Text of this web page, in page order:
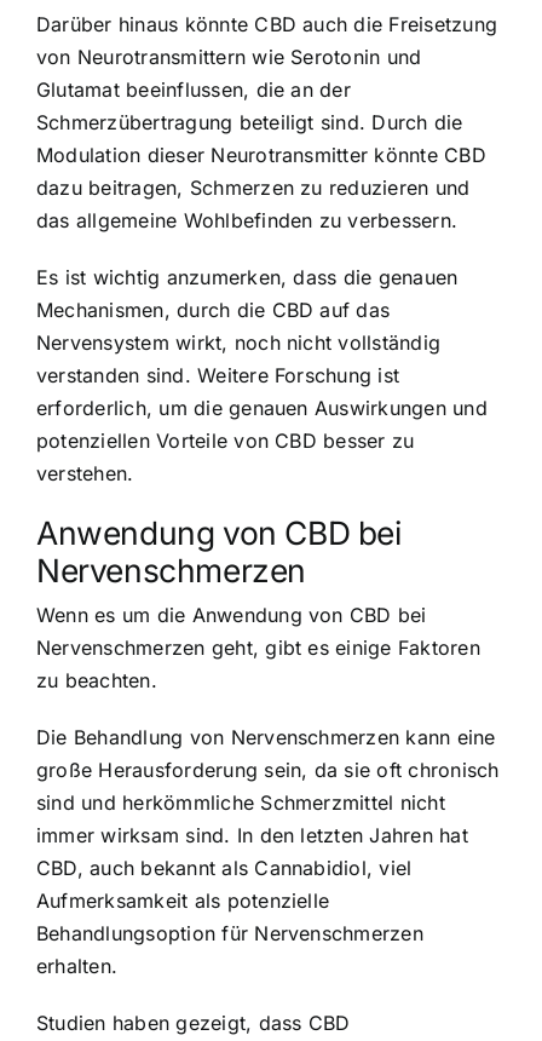
Darüber hinaus könnte CBD auch die Freisetzung
von Neurotransmittern wie Serotonin und
Glutamat beeinflussen, die an der
Schmerzübertragung beteiligt sind. Durch die
Modulation dieser Neurotransmitter könnte CBD
dazu beitragen, Schmerzen zu reduzieren und
das allgemeine Wohlbefinden zu verbessern.
Es ist wichtig anzumerken, dass die genauen
Mechanismen, durch die CBD auf das
Nervensystem wirkt, noch nicht vollständig
verstanden sind. Weitere Forschung ist
erforderlich, um die genauen Auswirkungen und
potenziellen Vorteile von CBD besser zu
verstehen.
Anwendung von CBD bei
Nervenschmerzen
Wenn es um die Anwendung von CBD bei
Nervenschmerzen geht, gibt es einige Faktoren
zu beachten.
Die Behandlung von Nervenschmerzen kann eine
große Herausforderung sein, da sie oft chronisch
sind und herkömmliche Schmerzmittel nicht
immer wirksam sind. In den letzten Jahren hat
CBD, auch bekannt als Cannabidiol, viel
Aufmerksamkeit als potenzielle
Behandlungsoption für Nervenschmerzen
erhalten.
Studien haben gezeigt, dass CBD